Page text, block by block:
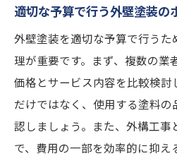
適切な予算で行う外壁塗装の
外壁塗装を適切な予算で行う
理が重要です。まず、複数の業
価格とサービス内容を比較検討
だけではなく、使用する塗料
認しましょう。また、外構工事
で、費用の一部を効率的に抑え